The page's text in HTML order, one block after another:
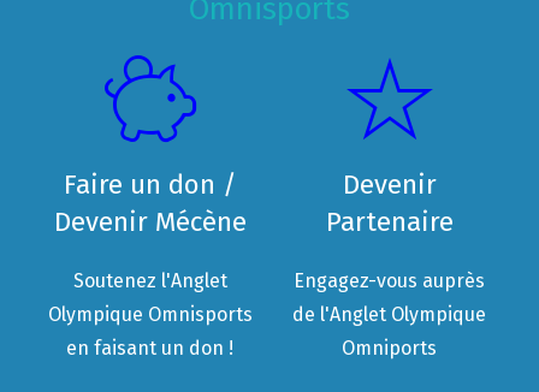
Omnisports
Faire un don /
Devenir Mécène
Soutenez l'Anglet
Olympique Omnisports
en faisant un don !
Devenir
Partenaire
Engagez-vous auprès
de l'Anglet Olympique
Omniports